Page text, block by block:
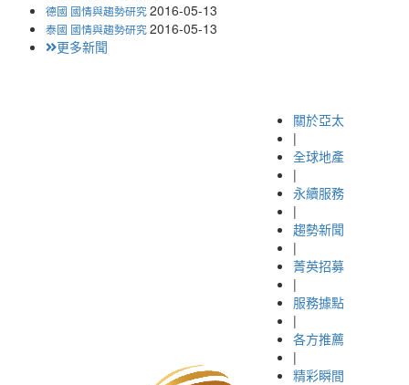
德國 國情與趨勢研究2016-05-13
泰國 國情與趨勢研究2016-05-13
更多新聞
關於亞太
|
全球地產
|
永續服務
|
趨勢新聞
|
菁英招募
|
服務據點
|
各方推薦
|
精彩瞬間